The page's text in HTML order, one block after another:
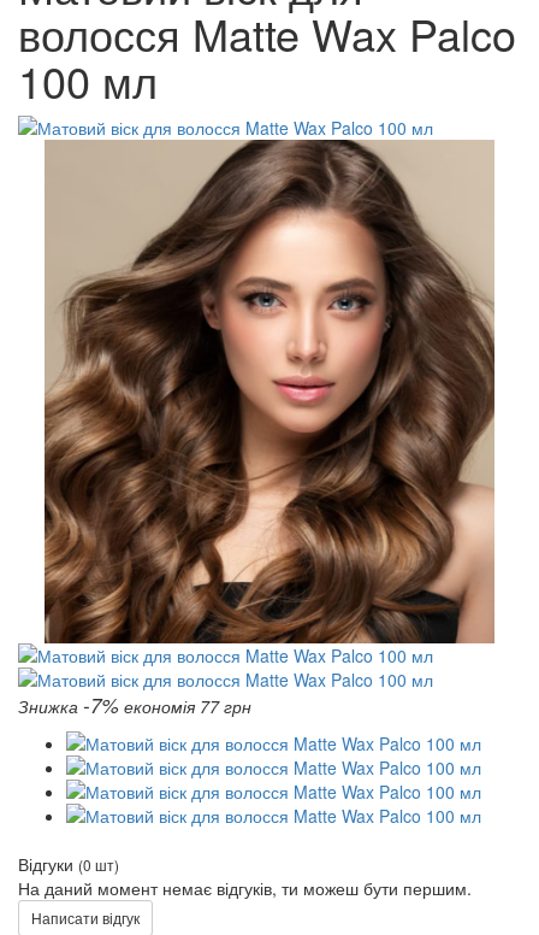
волосся Matte Wax Palco
100 мл
Знижка -7% економія 77 грн
Відгуки (0 шт)
На даний момент немає відгуків, ти можеш бути першим.
Написати відгук